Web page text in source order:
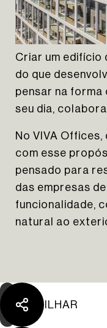
The Yard
Criar um edifício
do que
pensar na forma
seu dia,
No VIVA
com esse
pensado para
das empresas
funcionalidade,
natural ao
PARTILHAR